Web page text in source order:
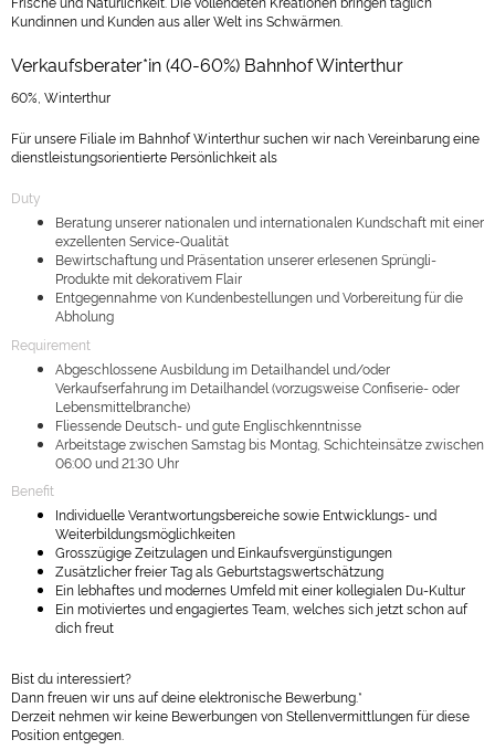
Kundinnen und Kunden aus aller Welt ins Schwärmen.
Verkaufsberater*in (40-60%) Bahnhof Winterthur
60%, Winterthur
Für unsere Filiale im Bahnhof Winterthur suchen wir nach Vereinbarung eine
dienstleistungsorientierte Persönlichkeit als
Duty
Beratung unserer nationalen und internationalen Kundschaft mit einer
exzellenten Service-Qualität
Bewirtschaftung und Präsentation unserer erlesenen Sprüngli-
Produkte mit dekorativem Flair
Entgegennahme von Kundenbestellungen und Vorbereitung für die
Abholung
Requirement
Abgeschlossene Ausbildung im Detailhandel und/oder
Verkaufserfahrung im Detailhandel (vorzugsweise Confiserie- oder
Lebensmittelbranche)
Fliessende Deutsch- und gute Englischkenntnisse
Arbeitstage zwischen Samstag bis Montag, Schichteinsätze zwischen
06:00 und 21:30 Uhr
Benefit
Individuelle Verantwortungsbereiche sowie Entwicklungs- und
Weiterbildungsmöglichkeiten
Grosszügige Zeitzulagen und Einkaufsvergünstigungen
Zusätzlicher freier Tag als Geburtstagswertschätzung
Ein lebhaftes und modernes Umfeld mit einer kollegialen Du-Kultur
Ein motiviertes und engagiertes Team, welches sich jetzt schon auf
dich freut
Bist du interessiert?
Dann freuen wir uns auf deine elektronische Bewerbung.*
Derzeit nehmen wir keine Bewerbungen von Stellenvermittlungen für diese
Position entgegen.